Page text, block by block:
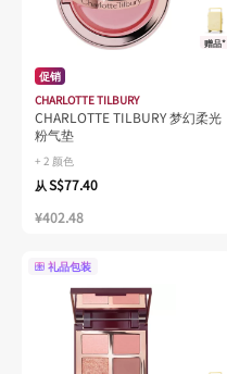
赠品*
促销
CHARLOTTE TILBURY
CHARLOTTE TILBURY 梦幻柔光
粉气垫
+ 2 颜色
从S$77.40
¥402.48
礼品包装